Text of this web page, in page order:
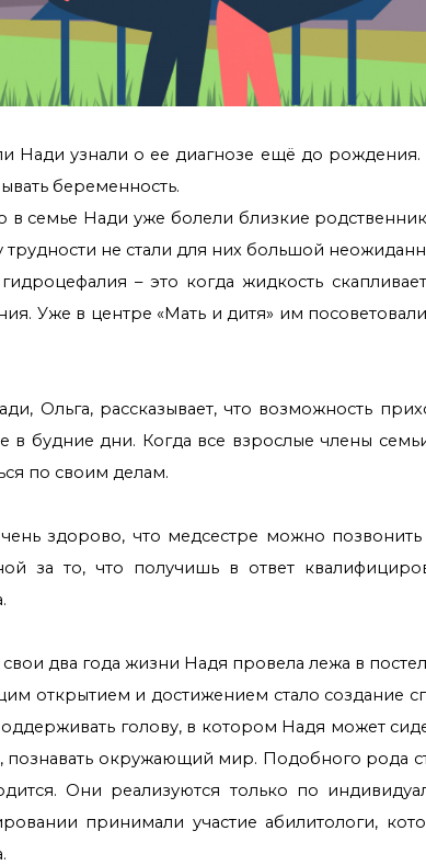
Нади узнали о ее диагнозе ещё до
беременность.
в семье Нади уже болели близкие
трудности не стали для них большой
– это когда жидкость
Уже в центре «Мать и дитя» им
Ольга, рассказывает, что возможность
в будние дни. Когда все взрослые члены
по своим делам.
здорово, что медсестре можно
за то, что получишь в ответ
два года жизни Надя провела лежа в
открытием и достижением стало создание
голову, в котором Надя может
познавать окружающий мир. Подобного рода
Они реализуются только по
принимали участие абилитологи,